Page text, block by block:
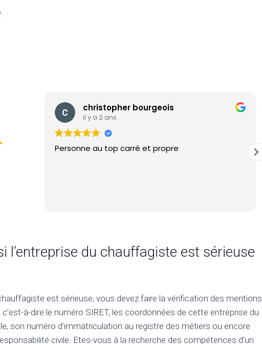
christopher bourgeois
il y a 2 ans
Personne au top carré et propre
l’entreprise du chauffagiste est sérieuse
est sérieuse, vous devez faire la vérification des mentions
à-dire le numéro SIRET, les coordonnées de cette entreprise du
son numéro d’immatriculation au registre des métiers ou encore
civile. Etes-vous à la recherche des compétences d’un